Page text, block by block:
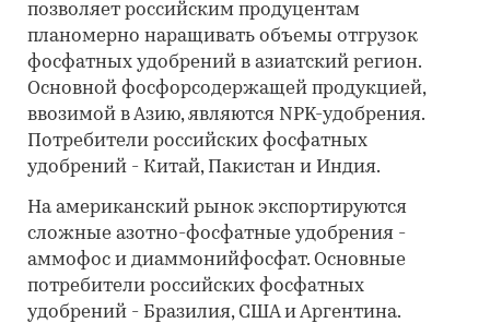
позволяет российским продуцентам
планомерно наращивать объемы отгрузок
фосфатных удобрений в азиатский регион.
Основной фосфорсодержащей продукцией,
ввозимой в Азию, являются NPK-удобрения.
Потребители российских фосфатных
удобрений - Китай, Пакистан и Индия.
На американский рынок экспортируются
сложные азотно-фосфатные удобрения -
аммофос и диаммонийфосфат. Основные
потребители российских фосфатных
удобрений - Бразилия, США и Аргентина.